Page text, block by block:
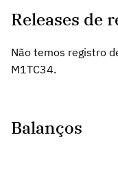
Releases de
Não temos registro
M1TC34.
Balanços